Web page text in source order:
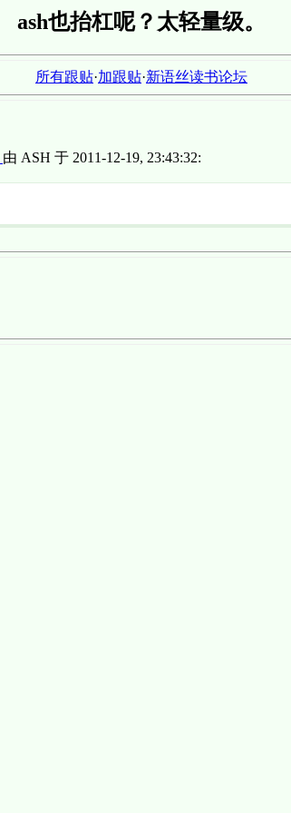
ash也抬杠呢？太轻量级。
所有跟贴·加跟贴·新语丝读书论坛
由 ASH 于 2011-12-19, 23:43:32: